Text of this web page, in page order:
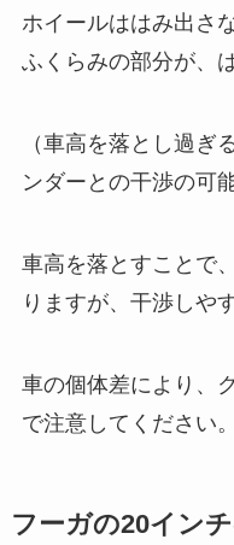
ホイールははみ出さ
ふくらみの部分が、
（車高を落とし過ぎ
ンダーとの干渉の可
車高を落とすことで
りますが、干渉しや
車の個体差により、
で注意してください。
フーガの20イン